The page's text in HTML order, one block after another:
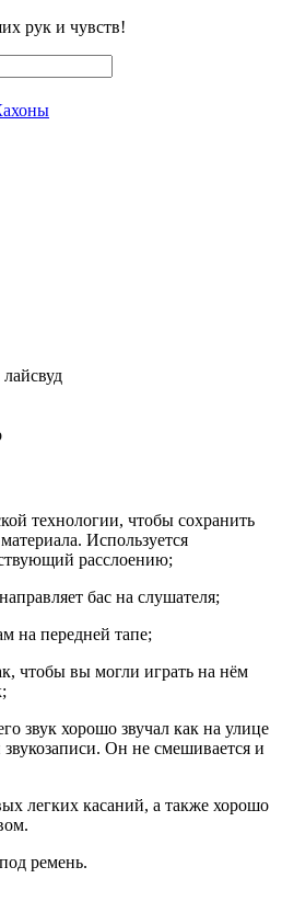
рук и чувств!
технологии, чтобы сохранить
Используется
расслоению;
бас на слушателя;
на передней тапе;
чтобы вы могли играть на нём
звук хорошо звучал как на улице
Он не смешивается и
легких касаний, а также хорошо
ремень.